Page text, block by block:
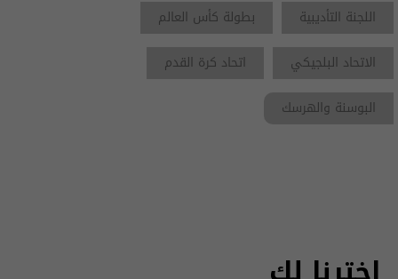
اللجنة التأديبية
بطولة كأس العالم
الاتحاد البلجيكي
اتحاد كرة القدم
البوسنة والهرسك